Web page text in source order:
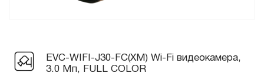
EVC-WIFI-J30-FC(XM) Wi-Fi видеокамера,
3.0 Мп, FULL COLOR